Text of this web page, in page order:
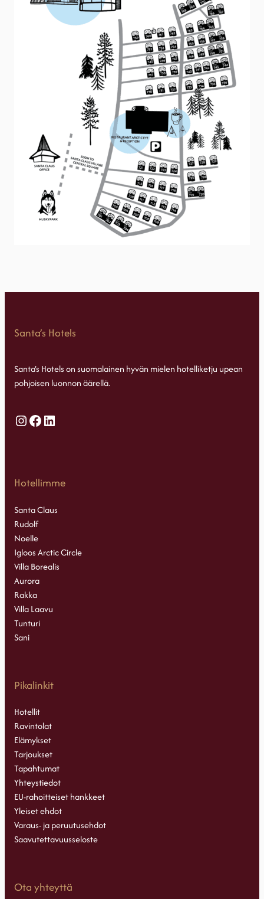
Santa’s Hotels
Santa’s Hotels on suomalainen hyvän mielen hotelliketju upean
pohjoisen luonnon äärellä.
Instagram
Facebook
LinkedIn
Hotellimme
Santa Claus
Rudolf
Noelle
Igloos Arctic Circle
Villa Borealis
Aurora
Rakka
Villa Laavu
Tunturi
Sani
Pikalinkit
Hotellit
Ravintolat
Elämykset
Tarjoukset
Tapahtumat
Yhteystiedot
EU-rahoitteiset hankkeet
Yleiset ehdot
Varaus- ja peruutusehdot
Saavutettavuusseloste
Ota yhteyttä